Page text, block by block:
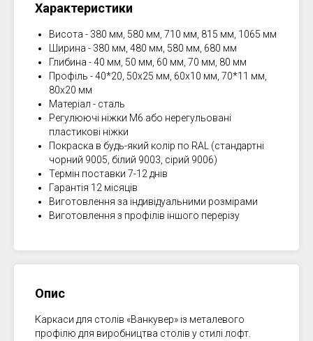
Характеристики
Висота - 380 мм, 580 мм, 710 мм, 815 мм, 1065 мм
Ширина - 380 мм, 480 мм, 580 мм, 680 мм
Глибина - 40 мм, 50 мм, 60 мм, 70 мм, 80 мм
Профіль - 40*20, 50х25 мм, 60х10 мм, 70*11 мм,
80х20 мм
Матеріал - сталь
Регулюючі ніжки М6 або нерегульовані
пластикові ніжки
Покраска в будь-який колір по RAL (стандартні
чорний 9005, білий 9003, сірий 9006)
Термін поставки 7-12 днів
Гарантія 12 місяців
Виготовлення за індивідуальними розмірами
Виготовлення з профілів іншого перерізу
Опис
Каркаси для столів «Ванкувер» із металевого
профілю для виробництва столів у стилі лофт.